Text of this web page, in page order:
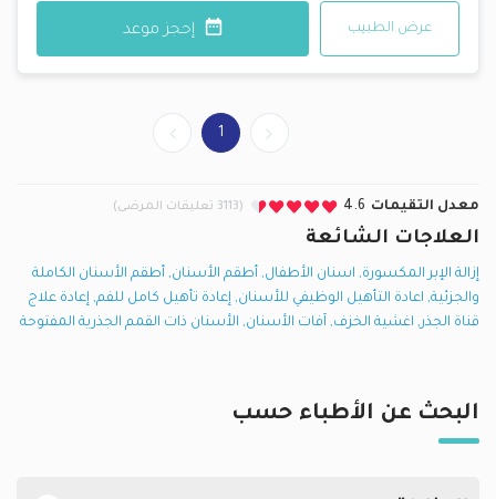
عرض الطبيب إحجز موعد
1
معدل التقيمات 4.6 (3113 تعليقات المرضى)
العلاجات الشائعة
إزالة الإبر المكسورة, اسنان الأطفال, أطقم الأسنان, أطقم الأسنان الكاملة
والجزئية, اعادة التأهيل الوظيفي للأسنان, إعادة تأهيل كامل للفم, إعادة علاج
قناة الجذر, اغشية الخزف, آفات الأسنان, الأسنان ذات القمم الجذرية المفتوحة
البحث عن الأطباء حسب